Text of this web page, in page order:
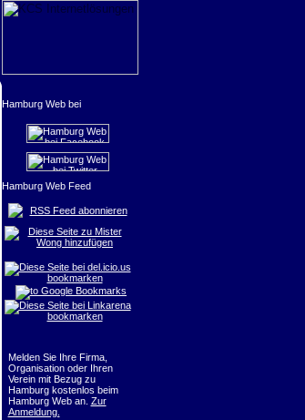
RSS Feed abonnieren
Melden Sie Ihre Firma,
Organisation oder Ihren
Verein mit Bezug zu
Hamburg kostenlos beim
Hamburg Web an. Zur
Anmeldung.